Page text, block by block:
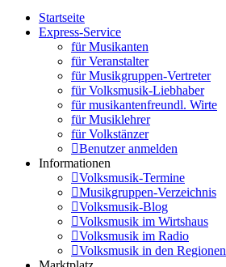
Startseite
Express-Service
für Musikanten
für Veranstalter
für Musikgruppen-Vertreter
für Volksmusik-Liebhaber
für musikantenfreundl. Wirte
für Musiklehrer
für Volkstänzer
Benutzer anmelden
Informationen
Volksmusik-Termine
Musikgruppen-Verzeichnis
Volksmusik-Blog
Volksmusik im Wirtshaus
Volksmusik im Radio
Volksmusik in den Regionen